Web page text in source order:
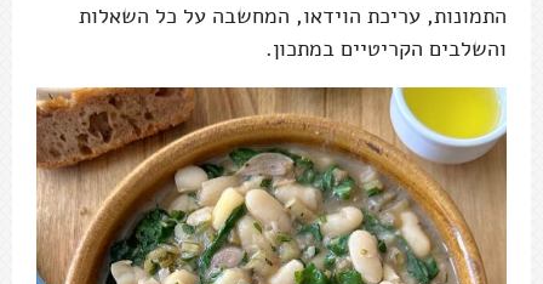
התמונות, עריכת הוידאו, המחשבה על כל השאלות
והשלבים הקריטיים במתכון.